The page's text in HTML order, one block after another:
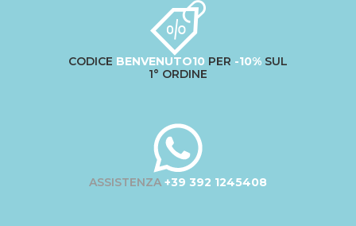
CODICE BENVENUTO10 PER -10% SUL
1° ORDINE
ASSISTENZA +39 392 1245408